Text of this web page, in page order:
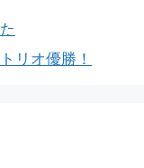
リオ優勝！